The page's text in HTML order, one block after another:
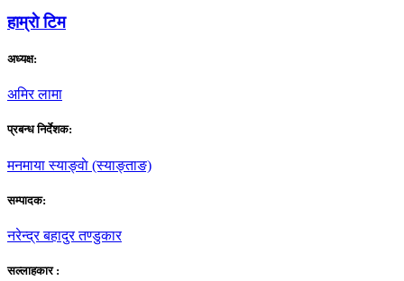
हाम्राे टिम
अध्यक्ष:
अमिर लामा
प्रबन्ध निर्देशक:
मनमाया स्याङ्वाे (स्याङ्ताङ)
सम्पादक:
नरेन्द्र बहादुर तण्डुकार
सल्लाहकार :